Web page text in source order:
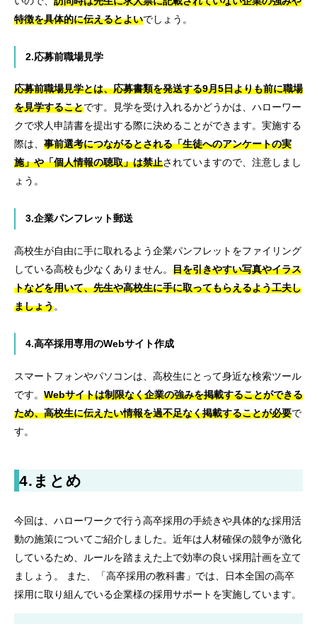
特徴を具体的に伝えるとよいでしょう。
2.応募前職場見学
応募前職場見学とは、応募書類を発送する9月5日よりも前に職場
を見学することです。見学を受け入れるかどうかは、ハローワー
クで求人申請書を提出する際に決めることができます。実施する
際は、 事前選考につながるとされる「生徒へのアンケートの実
施」や「個人情報の聴取」は禁止されていますので、注意しまし
ょう。
3.企業パンフレット郵送
高校生が自由に手に取れるよう企業パンフレットをファイリング
している高校も少なくありません。 目を引きやすい写真やイラス
トなどを用いて、先生や高校生に手に取ってもらえるよう工夫し
ましょう。
4.高卒採用専用のWebサイト作成
スマートフォンやパソコンは、高校生にとって身近な検索ツール
です。 Webサイトは制限なく企業の強みを掲載することができる
ため、高校生に伝えたい情報を過不足なく掲載することが必要で
す。
4. まとめ
今回は、ハローワークで行う高卒採用の手続きや具体的な採用活
動の施策についてご紹介しました。近年は人材確保の競争が激化
しているため、ルールを踏まえた上で効率の良い採用計画を立て
ましょう。 また、「高卒採用の教科書」では、日本全国の高卒
採用に取り組んでいる企業様の採用サポートを実施しています。